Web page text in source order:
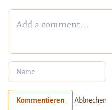
Kommentieren Abbrechen